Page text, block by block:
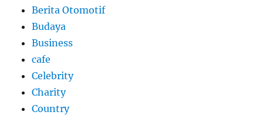
Berita Otomotif
Budaya
Business
cafe
Celebrity
Charity
Country